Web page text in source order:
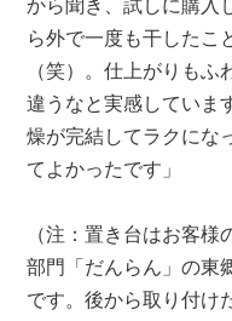
から聞き、試しに購入
ら外で一度も干したこ
（笑）。仕上がりも
違うなと実感していま
燥が完結してラクにな
てよかったです」
（注：置き台はお客
部門「だんらん」の東
です。後から取り付け